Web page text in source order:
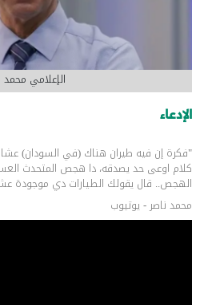
الإعلامي محمد
الإدعاء
"فكرة إن فيه طيران هناك (في السودان)
كلام اوعى حد يصدقه، دا هجص المتحدث
الهجص.. قال يقولك الطيارات دي موجودة
محمد ناصر - يوتيوب